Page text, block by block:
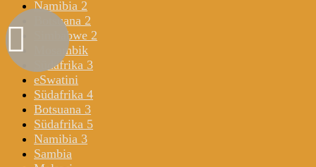
Namibia 2
Botsuana 2
Simbabwe 2
Mosambik
Südafrika 3
eSwatini
Südafrika 4
Botsuana 3
Südafrika 5
Namibia 3
Sambia